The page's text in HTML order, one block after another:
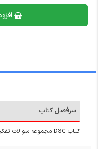
افزودن به سبد خرید
سرفصل کتاب
کتاب DSQ مجموعه سوالات تفکیکی زیبایی در دندانپزشکی گلدشتاین 2018